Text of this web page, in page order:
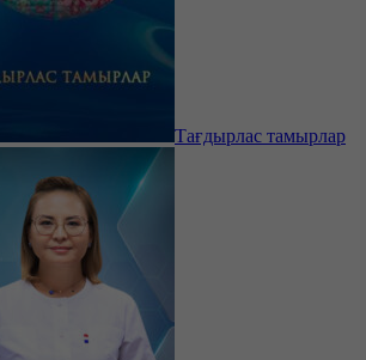
Тағдырлас тамырлар